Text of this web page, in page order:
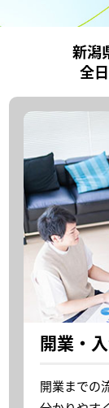
新潟
全
開業・
開業までの